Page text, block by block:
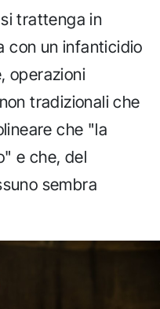
trattenga in
con un infanticidio
operazioni
tradizionali che
che "la
e che, del
sembra